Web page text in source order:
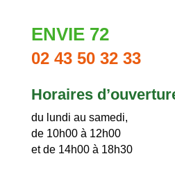
ENVIE 72
02 43 50 32 33
Horaires
du lundi au samedi,
de 10h00 à 12h00
et de 14h00 à 18h30